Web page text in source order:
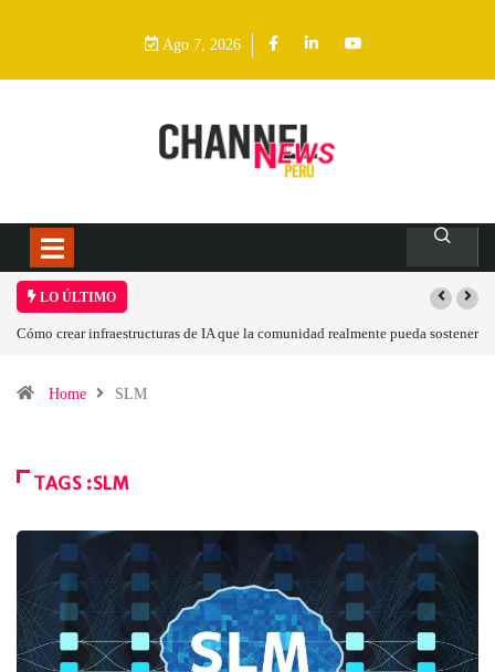
Ago 7, 2026
LO ÚLTIMO
Las tarjetas gráficas RDNA 5 ya están en fase avanzada de desarrollo
Home SLM
TAGS :SLM